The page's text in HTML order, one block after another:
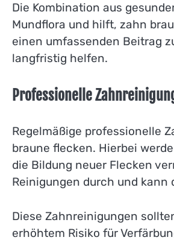
Die Kombination aus
Mundflora und hilft, zahn
einen umfassenden Beitrag
langfristig helfen.
Professionelle
Regelmäßige professionelle
braune flecken. Hierbei
die Bildung neuer Flecken
Reinigungen durch und
Diese Zahnreinigungen
erhöhtem Risiko für